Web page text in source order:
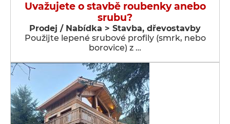
Uvažujete o stavbě roubenky anebo
srubu?
Prodej / Nabídka > Stavba, dřevostavby
Použijte lepené srubové profily (smrk, nebo
borovice) z …